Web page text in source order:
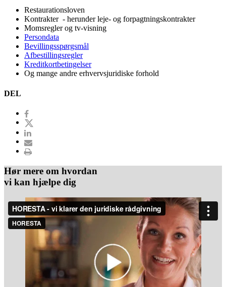
Restaurationsloven
Kontrakter - herunder leje- og forpagtningskontrakter
Momsregler og tv-visning
Persondata
Bevillingsspørgsmål
Afbestillingsregler
Kreditkortbetingelser
Og mange andre erhvervsjuridiske forhold
DEL
Hør mere om hvordan
vi kan hjælpe dig